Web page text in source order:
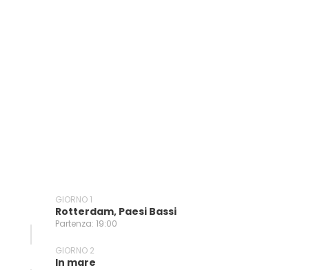
GIORNO 1
Rotterdam, Paesi Bassi
Partenza: 19:00
GIORNO 2
In mare